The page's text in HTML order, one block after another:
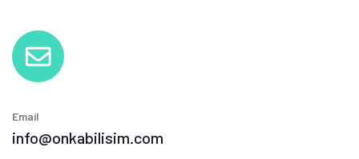
Email
info@onkabilisim.com